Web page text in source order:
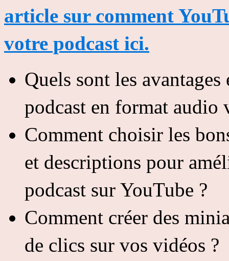
article sur comment
votre podcast ici.
Quels sont les
podcast en format audio
Comment choisir les
et descriptions pour
podcast sur YouTube ?
Comment créer des
de clics sur vos vidéos ?